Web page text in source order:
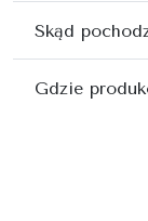
Skąd
Gdzie